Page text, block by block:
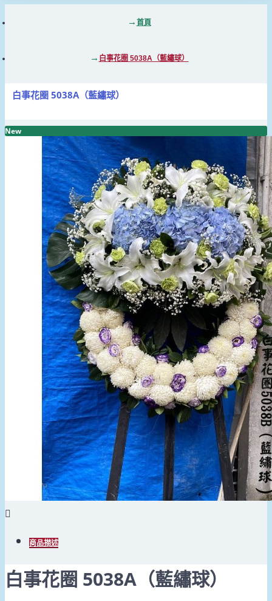
首頁
白事花圈 5038A（藍繡球）
白事花圈 5038A（藍繡球）
New
商品描述
白事花圈 5038A（藍繡球）